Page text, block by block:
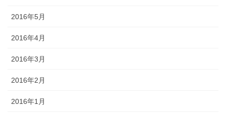
2016年5月
2016年4月
2016年3月
2016年2月
2016年1月